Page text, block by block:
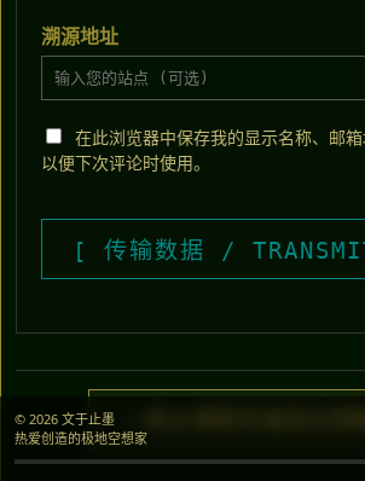
溯源地址
在此浏览器中保存我的显示名称、邮箱
以便下次评论时使用。
© 2026 文于止墨
热爱创造的极地空想家